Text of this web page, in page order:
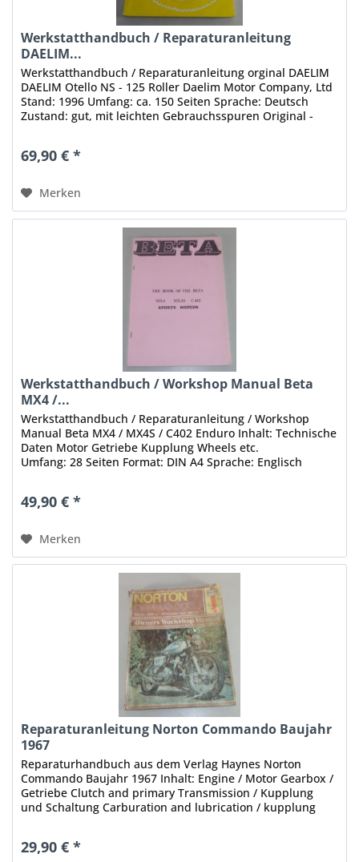
Werkstatthandbuch / Reparaturanleitung
DAELIM...
Werkstatthandbuch / Reparaturanleitung orginal DAELIM
DAELIM Otello NS - 125 Roller Daelim Motor Company, Ltd
Stand: 1996 Umfang: ca. 150 Seiten Sprache: Deutsch
Zustand: gut, mit leichten Gebrauchsspuren Original -
69,90 € *
Merken
Werkstatthandbuch / Workshop Manual Beta
MX4 /...
Werkstatthandbuch / Reparaturanleitung / Workshop
Manual Beta MX4 / MX4S / C402 Enduro Inhalt: Technische
Daten Motor Getriebe Kupplung Wheels etc.
Umfang: 28 Seiten Format: DIN A4 Sprache: Englisch
49,90 € *
Merken
Reparaturanleitung Norton Commando Baujahr
1967
Reparaturhandbuch aus dem Verlag Haynes Norton
Commando Baujahr 1967 Inhalt: Engine / Motor Gearbox /
Getriebe Clutch and primary Transmission / Kupplung
und Schaltung Carburation and lubrication / kupplung
29,90 € *